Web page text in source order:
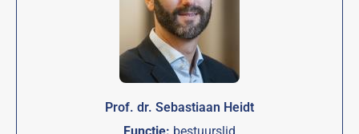
Prof. dr. Sebastiaan Heidt